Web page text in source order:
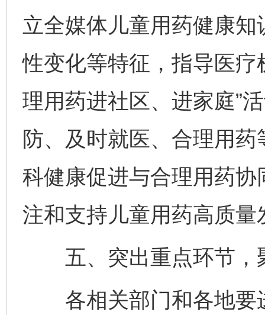
立全媒体儿童用药健康
性变化等特征，指导医疗
理用药进社区、进家庭”
防、及时就医、合理用
科健康促进与合理用药
注和支持儿童用药高质量
五、突出重点环节，
各相关部门和各地要